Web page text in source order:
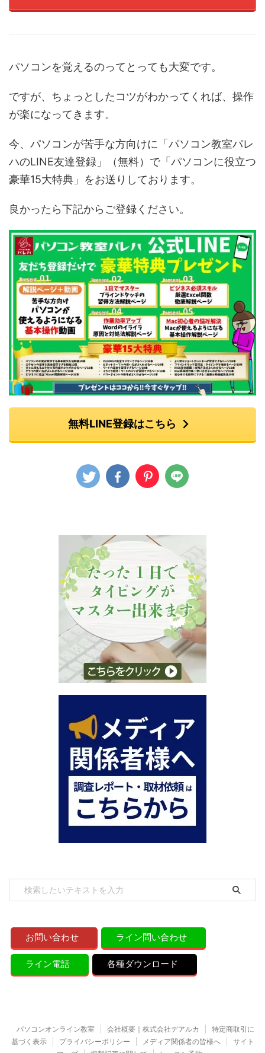
パソコンを覚えるのってとっても大変です。
ですが、ちょっとしたコツがわかってくれば、操作
が楽になってきます。
今、パソコンが苦手な方向けに「パソコン教室パレ
ハのLINE友達登録」（無料）で「パソコンに役立つ
豪華15大特典」をお送りしております。
良かったら下記からご登録ください。
無料LINE登録はこちら
お問い合わせ ライン問い合わせ
ライン電話 各種ダウンロード
パソコンオンライン教室 会社概要｜株式会社デアルカ
特定商取引に
基づく表示
プライバシーポリシー メディア関係者の皆様へ
サイト